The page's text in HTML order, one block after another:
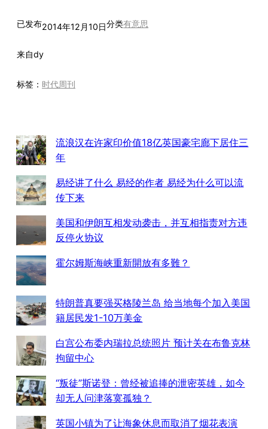
已发布2014年12月10日分类有意思
来自dy
标签： 时代周刊
流浪汉在许家印价值18亿英国豪宅廊下居住三
年
易经讲了什么 易经的作者 易经为什么可以流
传下来
美国和伊朗互相发动袭击，并互相指责对方违
反停火协议
霍尔姆斯海峡重新開放有多難？
特朗普真要强买格陵兰岛 给当地每个加入美国
籍居民发1-10万美金
白宫公布委内瑞拉总统照片 预计关在布鲁克林
拘留中心
“叛徒”斯诺登：曾经被追捧的泄密英雄，如今
却无人问津落寞孤独？
英国小镇为了让海象休息而取消了烟花表演